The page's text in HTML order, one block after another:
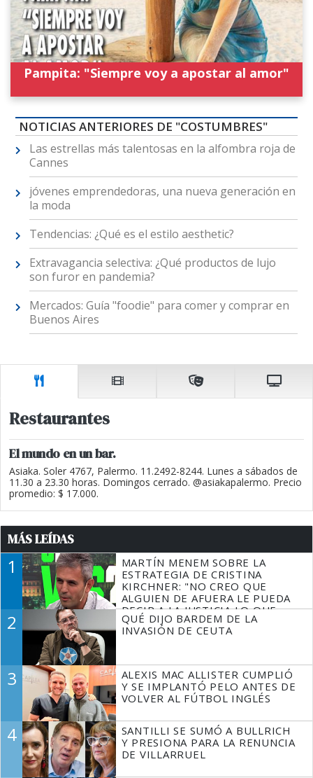
Pampita: "Siempre voy a apostar al amor"
NOTICIAS ANTERIORES DE "COSTUMBRES"
Las estrellas más talentosas en la alfombra roja de
Cannes
jóvenes emprendedoras, una nueva generación en
la moda
Tendencias: ¿Qué es el estilo aesthetic?
Extravagancia selectiva: ¿Qué productos de lujo
son furor en pandemia?
Mercados: Guía "foodie" para comer y comprar en
Buenos Aires
Restaurantes
El mundo en un bar.
Asiaka. Soler 4767, Palermo. 11.2492-8244. Lunes a sábados de
11.30 a 23.30 horas. Domingos cerrado. @asiakapalermo. Precio
promedio: $ 17.000.
MÁS LEÍDAS
1
MARTÍN MENEM SOBRE LA
ESTRATEGIA DE CRISTINA
KIRCHNER: "NO CREO QUE
ALGUIEN DE AFUERA LE PUEDA
DECIR A LA JUSTICIA LO QUE
TIENE QUE HACER"
2
QUÉ DIJO BARDEM DE LA
INVASIÓN DE CEUTA
3
ALEXIS MAC ALLISTER CUMPLIÓ
Y SE IMPLANTÓ PELO ANTES DE
VOLVER AL FÚTBOL INGLÉS
4
SANTILLI SE SUMÓ A BULLRICH
Y PRESIONA PARA LA RENUNCIA
DE VILLARRUEL